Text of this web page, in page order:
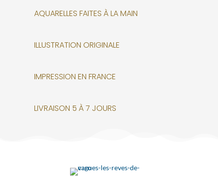
AQUARELLES FAITES À LA MAIN
ILLUSTRATION ORIGINALE
IMPRESSION EN FRANCE
LIVRAISON 5 À 7 JOURS